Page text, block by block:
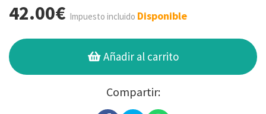
42.00€ Impuesto incluido Disponible
Añadir al carrito
Compartir: